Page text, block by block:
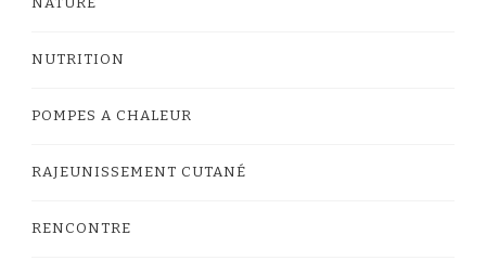
NUTRITION
POMPES A CHALEUR
RAJEUNISSEMENT CUTANÉ
RENCONTRE